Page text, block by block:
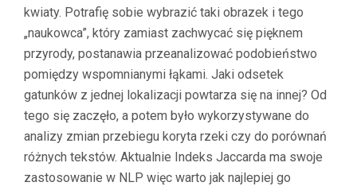
kwiaty. Potrafię sobie wybrazić taki obrazek i tego
„naukowca”, który zamiast zachwycać się pięknem
przyrody, postanawia przeanalizować podobieństwo
pomiędzy wspomnianymi łąkami. Jaki odsetek
gatunków z jednej lokalizacji powtarza się na innej? Od
tego się zaczęło, a potem było wykorzystywane do
analizy zmian przebiegu koryta rzeki czy do porównań
różnych tekstów. Aktualnie Indeks Jaccarda ma swoje
zastosowanie w NLP więc warto jak najlepiej go